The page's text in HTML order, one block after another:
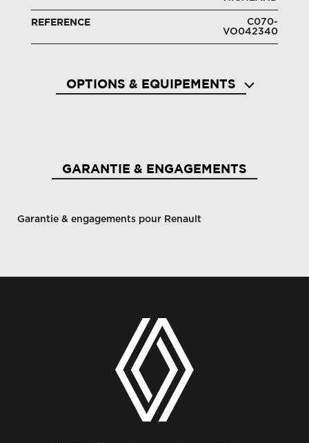
REFERENCE
C070-
VO042340
OPTIONS & EQUIPEMENTS
GARANTIE & ENGAGEMENTS
Garantie & engagements pour Renault